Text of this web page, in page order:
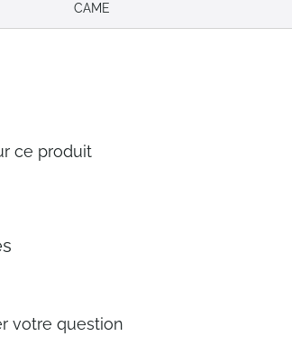
CAME
ce produit
votre question